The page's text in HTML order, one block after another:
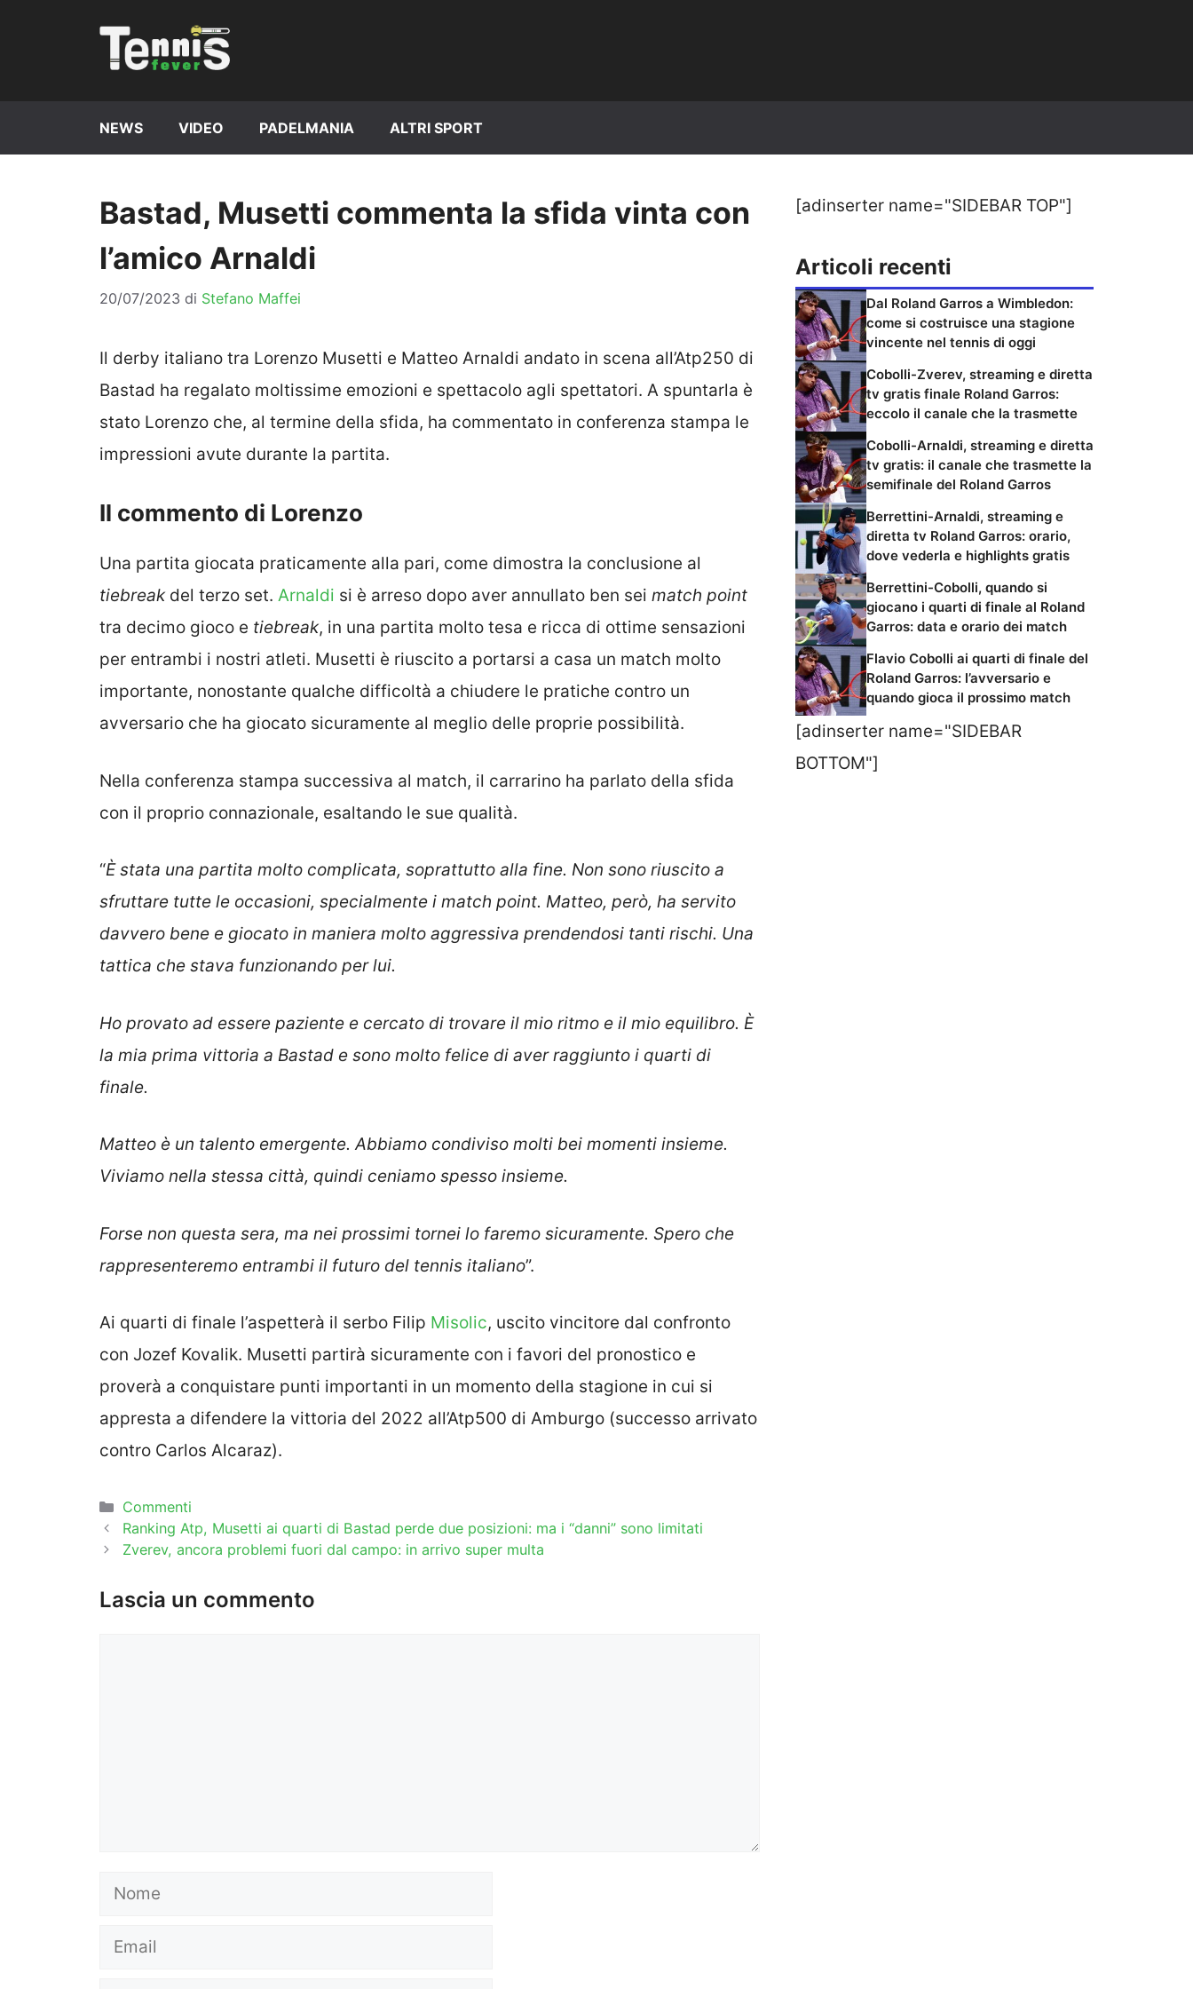
NEWS VIDEO PADELMANIA ALTRI SPORT
Bastad, Musetti commenta la sfida vinta con
l’amico Arnaldi
20/07/2023 di Stefano Maffei
Il derby italiano tra Lorenzo Musetti e Matteo Arnaldi andato in scena all’Atp250 di
Bastad ha regalato moltissime emozioni e spettacolo agli spettatori. A spuntarla è
stato Lorenzo che, al termine della sfida, ha commentato in conferenza stampa le
impressioni avute durante la partita.
Il commento di Lorenzo
Una partita giocata praticamente alla pari, come dimostra la conclusione al
tiebreakdel terzo set. Arnaldi si è arreso dopo aver annullato ben sei match point
tra decimo gioco e tiebreak, in una partita molto tesa e ricca di ottime sensazioni
per entrambi i nostri atleti. Musetti è riuscito a portarsi a casa un match molto
importante, nonostante qualche difficoltà a chiudere le pratiche contro un
avversario che ha giocato sicuramente al meglio delle proprie possibilità.
Nella conferenza stampa successiva al match, il carrarino ha parlato della sfida
con il proprio connazionale, esaltando le sue qualità.
“È stata una partita molto complicata, soprattutto alla fine. Non sono riuscito a
sfruttare tutte le occasioni, specialmente i match point. Matteo, però, ha servito
davvero bene e giocato in maniera molto aggressiva prendendosi tanti rischi. Una
tattica che stava funzionando per lui.
Ho provato ad essere paziente e cercato di trovare il mio ritmo e il mio equilibro. È
la mia prima vittoria a Bastad e sono molto felice di aver raggiunto i quarti di
finale.
Matteo è un talento emergente. Abbiamo condiviso molti bei momenti insieme.
Viviamo nella stessa città, quindi ceniamo spesso insieme.
Forse non questa sera, ma nei prossimi tornei lo faremo sicuramente. Spero che
rappresenteremo entrambi il futuro del tennis italiano”.
Ai quarti di finale l’aspetterà il serbo Filip Misolic, uscito vincitore dal confronto
con Jozef Kovalik. Musetti partirà sicuramente con i favori del pronostico e
proverà a conquistare punti importanti in un momento della stagione in cui si
appresta a difendere la vittoria del 2022 all’Atp500 di Amburgo (successo arrivato
contro Carlos Alcaraz).
Categorie
Commenti
Ranking Atp, Musetti ai quarti di Bastad perde due posizioni: ma i “danni” sono limitati
Zverev, ancora problemi fuori dal campo: in arrivo super multa
Lascia un commento
Nome
Email
[adinserter name="SIDEBAR TOP"]
Articoli recenti
Dal Roland Garros a Wimbledon:
come si costruisce una stagione
vincente nel tennis di oggi
Cobolli-Zverev, streaming e diretta
tv gratis finale Roland Garros:
eccolo il canale che la trasmette
Cobolli-Arnaldi, streaming e diretta
tv gratis: il canale che trasmette la
semifinale del Roland Garros
Berrettini-Arnaldi, streaming e
diretta tv Roland Garros: orario,
dove vederla e highlights gratis
Berrettini-Cobolli, quando si
giocano i quarti di finale al Roland
Garros: data e orario dei match
Flavio Cobolli ai quarti di finale del
Roland Garros: l’avversario e
quando gioca il prossimo match
[adinserter name="SIDEBAR
BOTTOM"]